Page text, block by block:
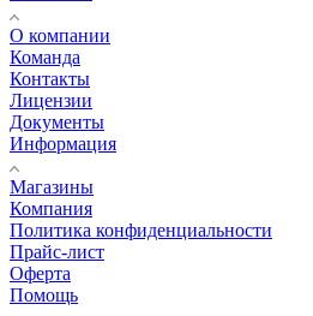
О компании
Команда
Контакты
Лицензии
Документы
Информация
Магазины
Компания
Политика конфиденциальности
Прайс-лист
Оферта
Помощь